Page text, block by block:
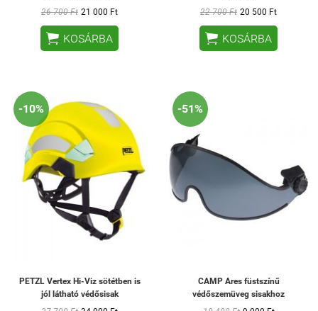
26 700 Ft 21 000 Ft
 KOSÁRBA
22 700 Ft 20 500 Ft
 KOSÁRBA
-10%
PETZL Vertex Hi-Viz sötétben is
jól látható védősisak
-51%
CAMP Ares füstszínű
védőszemüveg sisakhoz